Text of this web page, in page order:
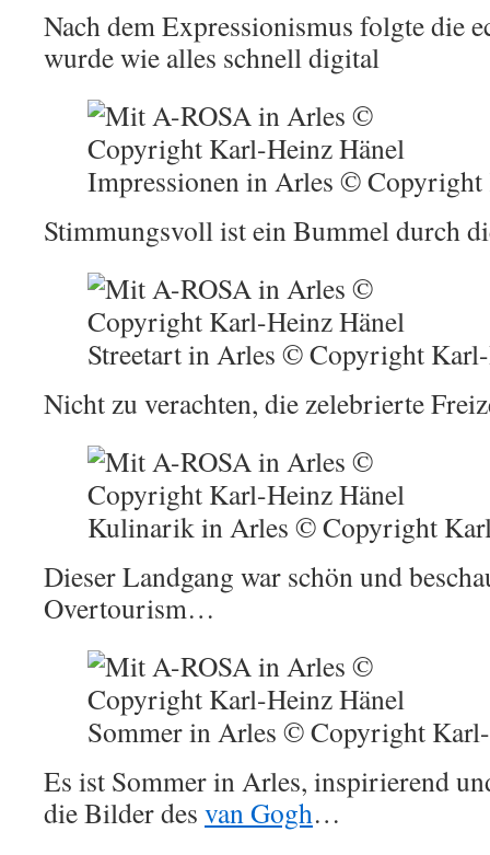
Nach dem Expressionismus folgte die
wurde wie alles schnell digital
Impressionen in Arles ©
Stimmungsvoll ist ein Bummel durch
Streetart in Arles © Copyright
Nicht zu verachten, die zelebrierte
Kulinarik in Arles © Copyright
Dieser Landgang war schön und
Overtourism…
Sommer in Arles © Copyright
Es ist Sommer in Arles, inspirierend
die Bilder des van Gogh…